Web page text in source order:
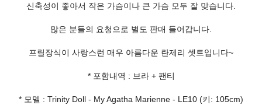
신축성이 좋아서 작은 가슴이나 큰 가슴 모두 잘 맞습니다.
많은 분들의 요청으로 별도 판매 들어갑니다.
프릴장식이 사랑스런 매우 아름다운 란제리 셋트입니다~
* 포함내역 : 브라 + 팬티
* 모델 : Trinity Doll - My Agatha Marienne - LE10 (키: 105cm)